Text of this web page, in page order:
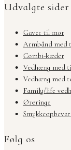
Udvalgte sider
Gaver til mor
Armbånd med
Combi-kæder
Vedhæng med
Vedhæng med
Family/life
Øreringe
Følg os